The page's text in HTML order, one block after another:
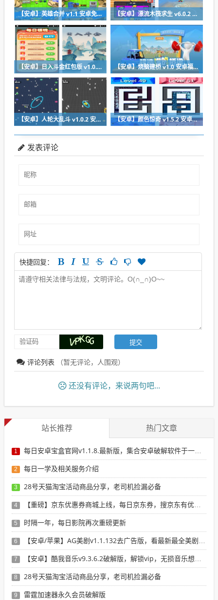
【安卓】英雄合并 v1.1 安卓免费版下载 【安卓】漂流木筏求生 v6.0.2 安卓福利版下载
【安卓】日入斗金红包版 v1.0.0 安卓免费下载 【安卓】烧脑建桥 v1.0 安卓福利版下载
【安卓】人轮大乱斗 v1.0.2 安卓福利版免费下载 【安卓】颜色惊奇 v1.5.2 安卓福利版下载
发表评论
快捷回复：
评论列表 （暂无评论， 人围观）
还没有评论，来说两句吧...
站长推荐 热门文章
1 每日安卓宝盒官网v1.1.8.最新版，集合安卓破解软件于一体，新增全网搜索引擎
2 每日一学及相关服务介绍
3 28号天猫淘宝活动商品分享，老司机捡漏必备
4 【重磅】京东优惠券商城上线，每日京东券，搜京东有优惠的商品
5 时隔一年，每日影院再次重磅更新
6 【安卓/苹果】AG美剧v1.1.132去广告版，看最新最全美剧选这个就行了！
7 【安卓】酷我音乐v9.3.6.2破解版，解锁vip，无损音乐想下就下！
8 28号天猫淘宝活动商品分享，老司机捡漏必备
9 雷霆加速器永久会员破解版